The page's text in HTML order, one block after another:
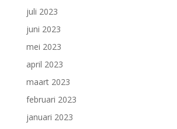
juli 2023
juni 2023
mei 2023
april 2023
maart 2023
februari 2023
januari 2023